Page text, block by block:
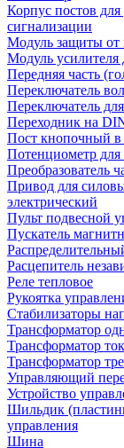
Корпус постов
сигнализации
Модуль защиты от
Модуль усилителя
Передняя часть
Переключатель
Переключатель
Переходник на
Пост кнопочный в
Потенциометр для
Преобразователь
Привод для
электрический
Пульт подвесной
Пускатель
Расцепитель
Реле тепловое
Рукоятка
Стабилизаторы
Трансформатор
Трансформатор
Трансформатор
Управляющий
Устройство
Шильдик
управления
Шина